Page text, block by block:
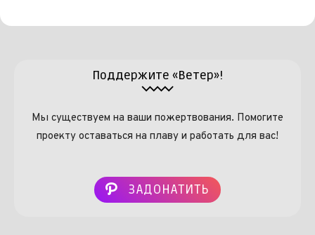
Поддержите «Ветер»!
Мы существуем на ваши пожертвования. Помогите
проекту оставаться на плаву и работать для вас!
ЗАДОНАТИТЬ